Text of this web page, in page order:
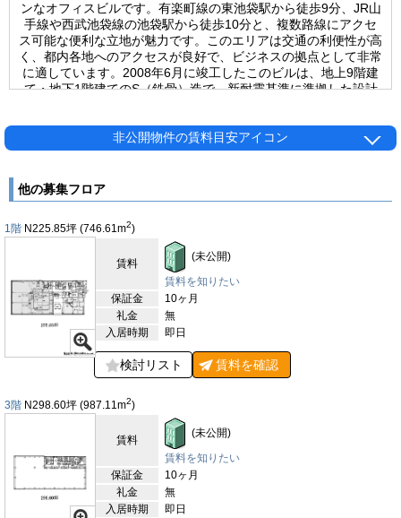
ンなオフィスビルです。有楽町線の東池袋駅から徒歩9分、JR山
手線や西武池袋線の池袋駅から徒歩10分と、複数路線にアクセ
ス可能な便利な立地が魅力です。このエリアは交通の利便性が高
く、都内各地へのアクセスが良好で、ビジネスの拠点として非常
に適しています。2008年6月に竣工したこのビルは、地上9階建
て・地下1階建てのS（鉄骨）造で、新耐震基準に準拠した設計
規模なオフィスのレイアウトや多様な業種のニーズに対応可能で
す。設備面でも充実しており、エレベーターは5基設置されてい
で、開放感とゆとりのある空間設計がなされています。トイレは
室外に配置されており、男女別に分かれているため、利用者にと
機能性と快適性を両立しており、最新のビジネス環境に対応して
います。広いフロアスペースを活用し、多人数のチームを擁する
企業や、大規模な設備を必要とする業種にも対応可能です。ま
た、現代的なインフラが整備されており、オフィス内の快適な作
業環境です。NTT新池袋ビルは、最新の設備、広々としたスペー
ス、安全性、そして利便性の高い立地を兼ね備えたオフィスビル
です。多様な業種や企業のニーズに応えられるこのビルは、ビジ
ネスの拠点として非常に魅力的な選択肢となるでしょう。
【周辺ガイド】
都内有数の商業エリアである池袋の利便性を享受しながらも、落
ち着いた環境が魅力的なロケーションです。池袋駅周辺は、ショ
ッピングや食事に便利な施設が数多く揃うエリアです。サンシャ
インシティをはじめ、東武百貨店や西武池袋本店などの大型商業
施設があり、仕事帰りのショッピングや同僚との食事会など、さ
まざまなシーンで活用できます。また、多彩な飲食店があり、ラ
ンチやディナーの選択肢が豊富です。カフェやレストランの他
非公開物件の賃料目安アイコン
他の募集フロア
1階 N225.85坪 (746.61m2)
賃料
(未公開)
賃料を知りたい
保証金
10ヶ月
礼金
無
入居時期
即日
検討リスト 賃料を確認
3階 N298.60坪 (987.11m2)
賃料
(未公開)
賃料を知りたい
保証金
10ヶ月
礼金
無
入居時期
即日